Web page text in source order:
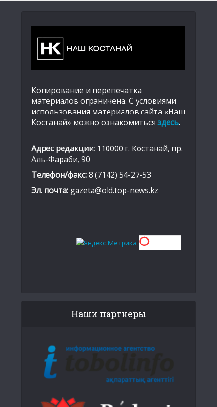
Копирование и перепечатка
материалов ограничена. С условиями
использования материалов сайта «Наш
Костанай» можно ознакомиться здесь.
Адрес редакции: 110000 г. Костанай, пр.
Аль-Фараби, 90
Телефон/факс:8 (7142) 54-27-53
Эл. почта: gazeta@old.top-news.kz
Наши партнеры